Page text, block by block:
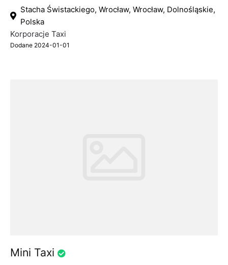
Stacha Świstackiego, Wrocław, Wrocław, Dolnośląskie,
Polska
Korporacje Taxi
Dodane 2024-01-01
Mini Taxi